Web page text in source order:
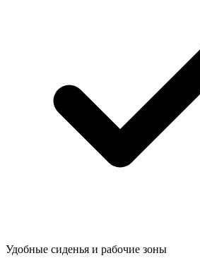
Удобные сиденья и рабочие зоны